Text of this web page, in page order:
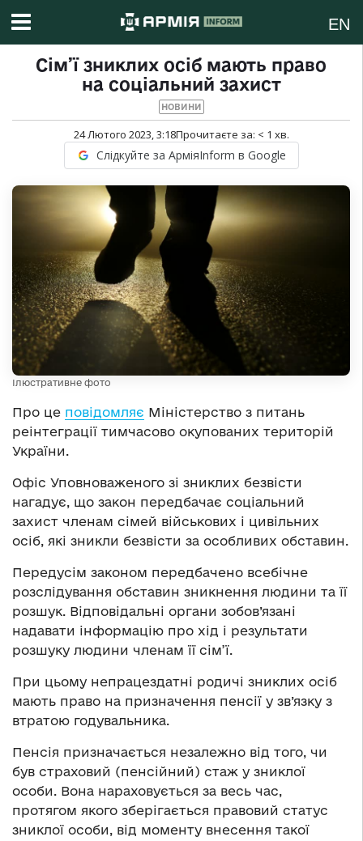
EN
Сім’ї зниклих осіб мають право
на соціальний захист
НОВИНИ
24 Лютого 2023, 3:18Прочитаєте за: < 1 хв.
Слідкуйте за АрміяInform в Google
Ілюстративне фото
Про це повідомляє Міністерство з питань
реінтеграції тимчасово окупованих територій
України.
Офіс Уповноваженого зі зниклих безвісти
нагадує, що закон передбачає соціальний
захист членам сімей військових і цивільних
осіб, які зникли безвісти за особливих обставин.
Передусім законом передбачено всебічне
розслідування обставин зникнення людини та її
розшук. Відповідальні органи зобов’язані
надавати інформацію про хід і результати
розшуку людини членам її сім’ї.
При цьому непрацездатні родичі зниклих осіб
мають право на призначення пенсії у зв’язку з
втратою годувальника.
Пенсія призначається незалежно від того, чи
був страховий (пенсійний) стаж у зниклої
особи. Вона нараховується за весь час,
протягом якого зберігається правовий статус
зниклої особи, від моменту внесення такої